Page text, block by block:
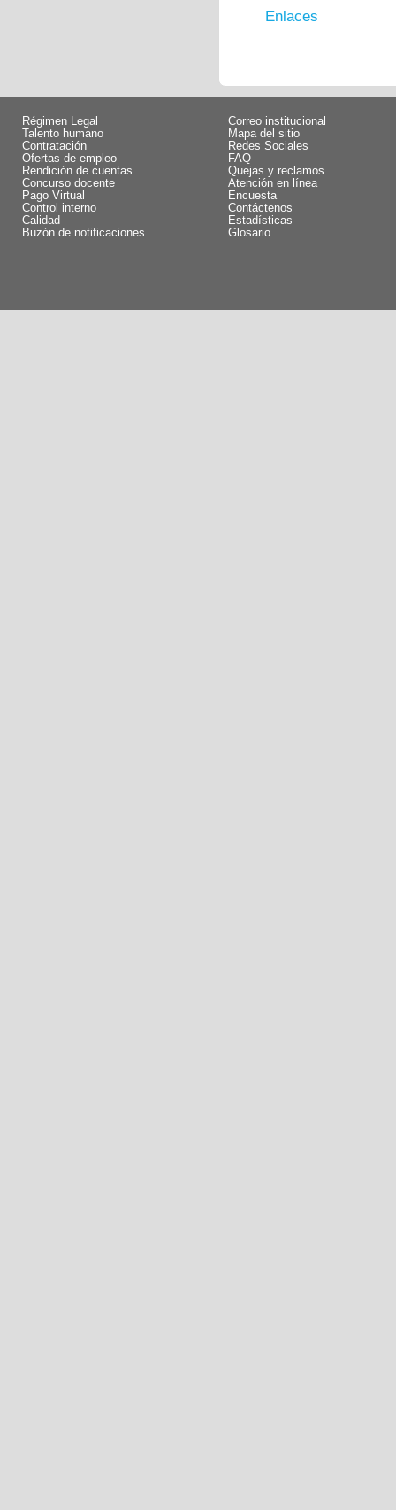
Enlaces
Régimen Legal
Talento humano
Contratación
Ofertas de empleo
Rendición de cuentas
Concurso docente
Pago Virtual
Control interno
Calidad
Buzón de notificaciones
Correo institucional
Mapa del sitio
Redes Sociales
FAQ
Quejas y reclamos
Atención en línea
Encuesta
Contáctenos
Estadísticas
Glosario